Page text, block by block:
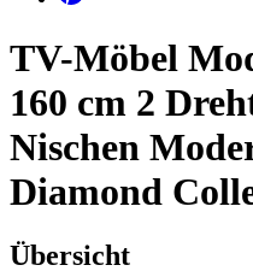
TV-Möbel
160 cm 2
Nischen
Diamond
Übersicht